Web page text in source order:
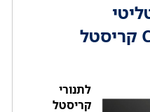
דיגיטאלי Crystal קריסטל
לתנורי
קריסטל